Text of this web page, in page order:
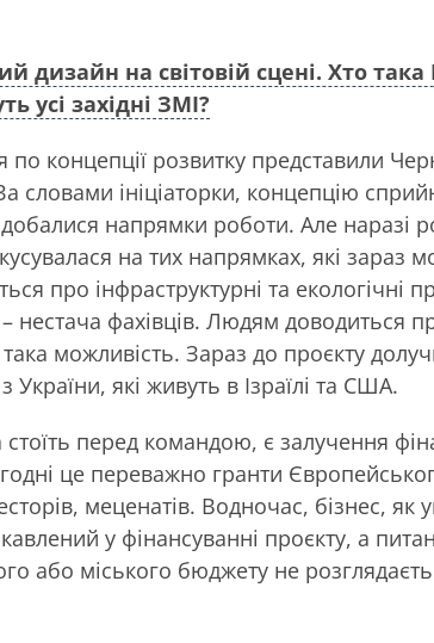
дизайн на світовій сцені. Хто така
усі західні ЗМІ?
концепції розвитку представили
словами ініціаторки, концепцію
напрямки роботи. Але наразі
на тих напрямках, які зараз
про інфраструктурні та екологічні
нестача фахівців. Людям доводиться
можливість. Зараз до проєкту
України, які живуть в Ізраїлі та США.
перед командою, є залучення
це переважно гранти
меценатів. Водночас, бізнес, як
у фінансуванні проєкту, а
або міського бюджету не